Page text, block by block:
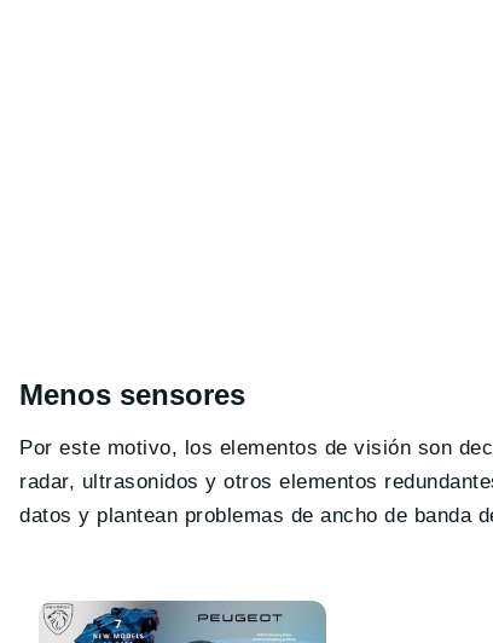
Menos sensores
Por este motivo, los elementos de visión son
radar, ultrasonidos y otros elementos
datos y plantean problemas de ancho de banda